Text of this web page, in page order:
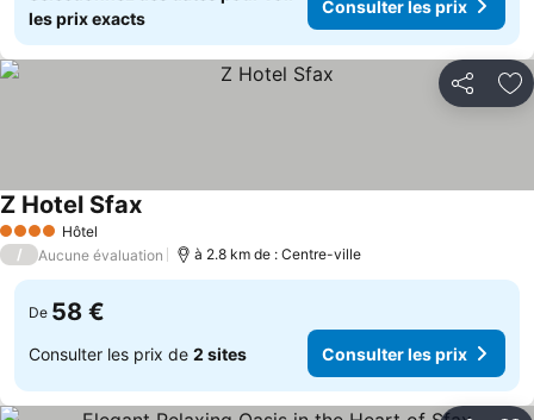
les prix exacts
Consulter les prix
Partager
4 Étoiles Hôtel
Z Hotel SfaxConsulter les prix
/ Aucune évaluation à 2.8 km de : Centre-ville
De 58 €
Consulter les prix de 2 sites Consulter les prix